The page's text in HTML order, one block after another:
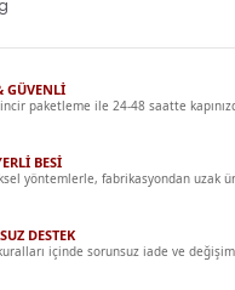
GÜVENLİ
paketleme ile 24-48 saatte
BESİ
yöntemlerle, fabrikasyondan uzak
DESTEK
içinde sorunsuz iade ve değişim